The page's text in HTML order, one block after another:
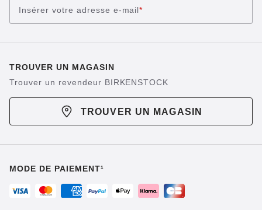
Insérer votre adresse e-mail*
TROUVER UN MAGASIN
Trouver un revendeur BIRKENSTOCK
TROUVER UN MAGASIN
MODE DE PAIEMENT¹